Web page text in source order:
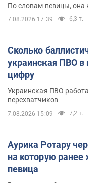
По словам певицы, она
7.08.2026 17:39 6,3 т.
Сколько
украинская ПВО
цифру
Украинская ПВО
перехватчиков
7.08.2026 15:09 7,2 т.
Аурика Ротару
на которую ранее
певица